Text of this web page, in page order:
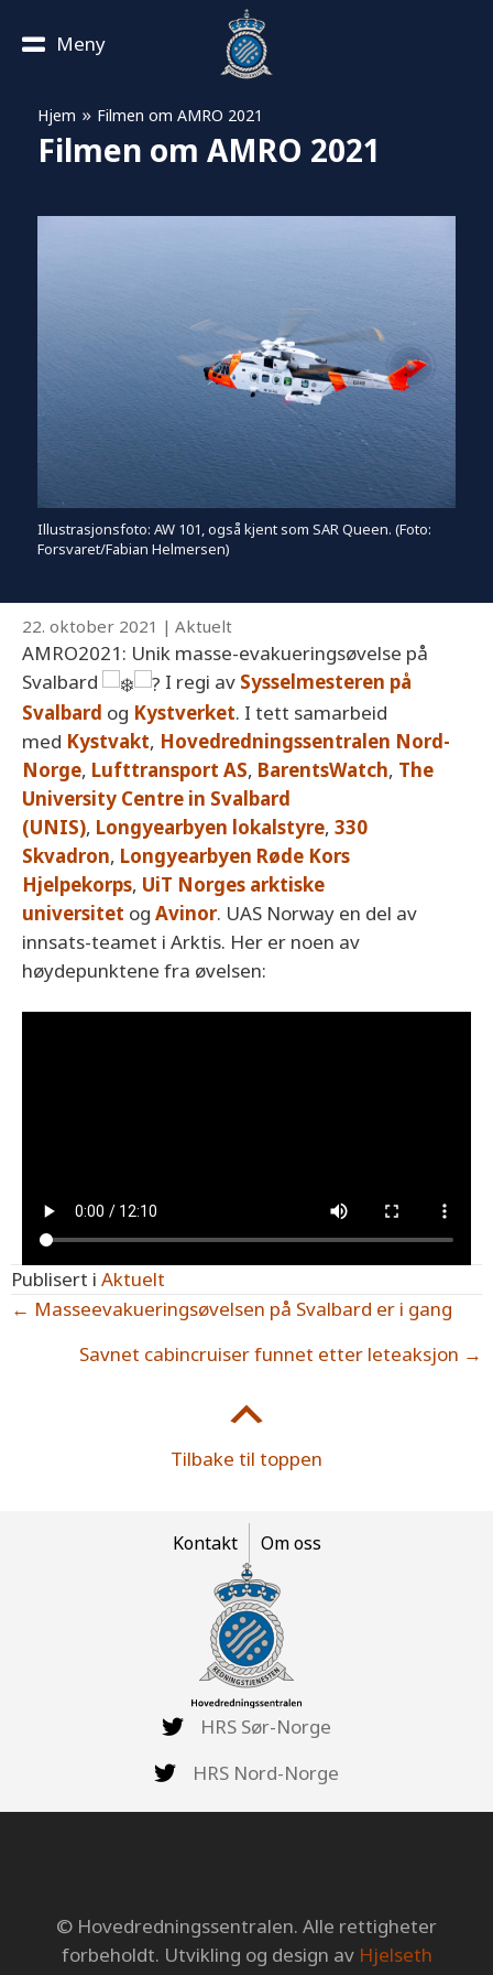
Meny
Hjem » Filmen om AMRO 2021
Filmen om AMRO 2021
Illustrasjonsfoto: AW 101, også kjent som SAR Queen. (Foto:
Forsvaret/Fabian Helmersen)
22. oktober 2021 | Aktuelt
AMRO2021: Unik masse-evakueringsøvelse på
Svalbard
I regi av Sysselmesteren på
Svalbard og Kystverket. I tett samarbeid
med Kystvakt, Hovedredningssentralen Nord-
Norge, Lufttransport AS, BarentsWatch, The
University Centre in Svalbard
(UNIS), Longyearbyen lokalstyre, 330
Skvadron, Longyearbyen Røde Kors
Hjelpekorps, UiT Norges arktiske
universitet og Avinor. UAS Norway en del av
innsats-teamet i Arktis. Her er noen av
høydepunktene fra øvelsen:
Publisert i Aktuelt
Posts
navigation
← Masseevakueringsøvelsen på Svalbard er i gang
Savnet cabincruiser funnet etter leteaksjon →
Tilbake til toppen
Kontakt Om oss
HRS Sør-Norge
HRS Nord-Norge
© Hovedredningssentralen. Alle rettigheter
forbeholdt. Utvikling og design av Hjelseth